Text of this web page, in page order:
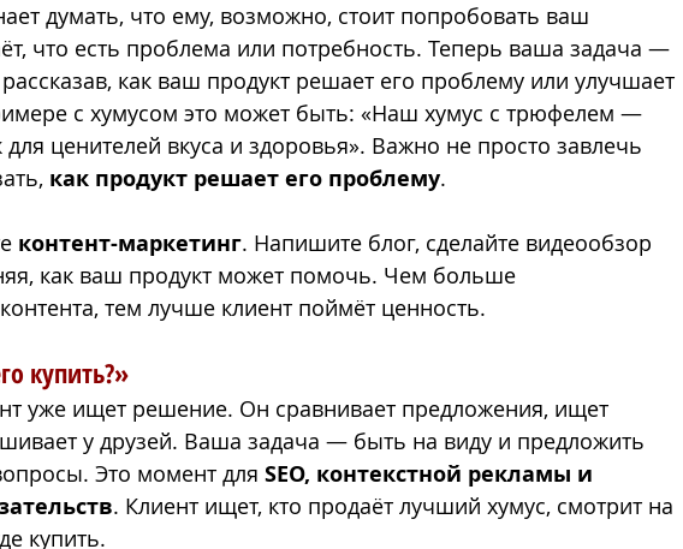
думать, что ему, возможно, стоит попробовать ваш
что есть проблема или потребность. Теперь ваша задача —
рассказав, как ваш продукт решает его проблему или улучшает
с хумусом это может быть: «Наш хумус с трюфелем —
ценителей вкуса и здоровья». Важно не просто завлечь
как продукт решает его проблему.
контент-маркетинг. Напишите блог, сделайте видеообзор
как ваш продукт может помочь. Чем больше
тем лучше клиент поймёт ценность.
купить?»
уже ищет решение. Он сравнивает предложения, ищет
у друзей. Ваша задача — быть на виду и предложить
Это момент для SEO, контекстной рекламы и
. Клиент ищет, кто продаёт лучший хумус, смотрит на
купить.